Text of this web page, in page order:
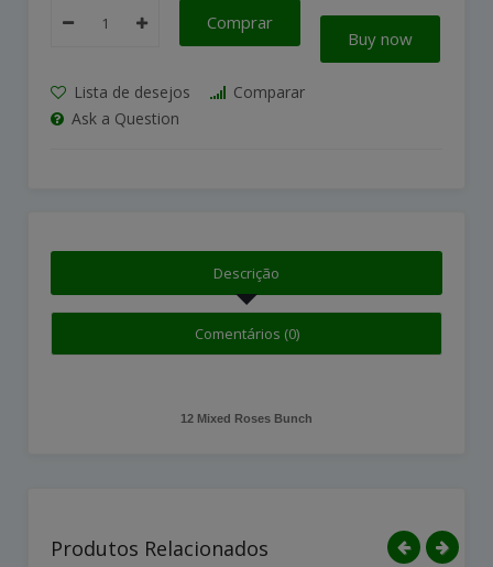
Comprar
Buy now
Lista de desejos
Comparar
Ask a Question
Descrição
Comentários (0)
12 Mixed Roses Bunch
Produtos Relacionados